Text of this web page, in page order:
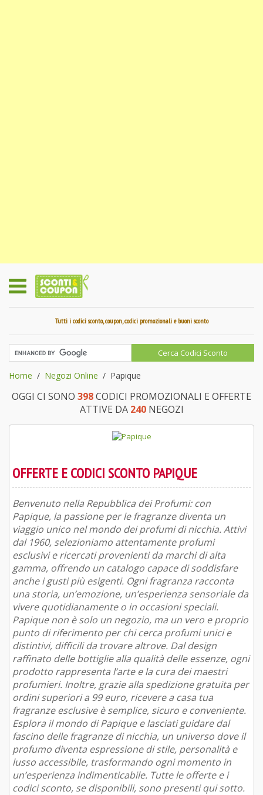
Tutti i codici sconto, coupon, codici promozionali e buoni sconto
Home Negozi Online Papique
OGGI CI SONO 398CODICI PROMOZIONALI E OFFERTE
ATTIVE DA 240NEGOZI
OFFERTE E CODICI SCONTO PAPIQUE
Benvenuto nella Repubblica dei Profumi: con
Papique, la passione per le fragranze diventa un
viaggio unico nel mondo dei profumi di nicchia. Attivi
dal 1960, selezioniamo attentamente profumi
esclusivi e ricercati provenienti da marchi di alta
gamma, offrendo un catalogo capace di soddisfare
anche i gusti più esigenti. Ogni fragranza racconta
una storia, un’emozione, un’esperienza sensoriale da
vivere quotidianamente o in occasioni speciali.
Papique non è solo un negozio, ma un vero e proprio
punto di riferimento per chi cerca profumi unici e
distintivi, difficili da trovare altrove. Dal design
raffinato delle bottiglie alla qualità delle essenze, ogni
prodotto rappresenta l’arte e la cura dei maestri
profumieri. Inoltre, grazie alla spedizione gratuita per
ordini superiori a 99 euro, ricevere a casa tua
fragranze esclusive è semplice, sicuro e conveniente.
Esplora il mondo di Papique e lasciati guidare dal
fascino delle fragranze di nicchia, un universo dove il
profumo diventa espressione di stile, personalità e
lusso accessibile, trasformando ogni momento in
un’esperienza indimenticabile. Tutte le offerte e i
codici sconto, se disponibili, sono presenti qui sotto.